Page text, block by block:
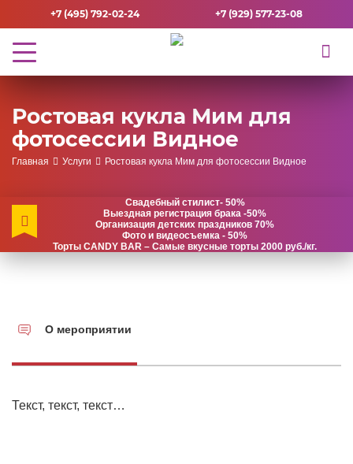
+7 (495) 792-02-24 +7 (929) 577-23-08
Ростовая кукла Мим для
фотосессии Видное
Главная Услуги Ростовая кукла Мим для фотосессии Видное
Свадебный стилист- 50%
Выездная регистрация брака -50%
Организация детских праздников 70%
Фото и видеосъемка - 50%
Торты CANDY BAR – Самые вкусные торты 2000 руб./кг.
О мероприятии
Текст, текст, текст…